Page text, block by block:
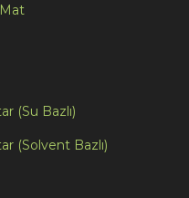
(Su Bazlı)
(Solvent Bazlı)